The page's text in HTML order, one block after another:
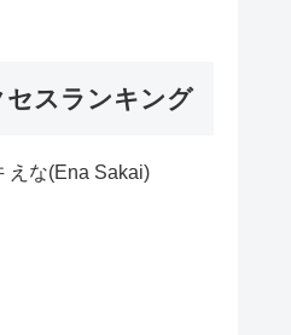
セスランキング
えな(Ena Sakai)